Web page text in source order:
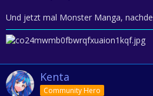
Und jetzt mal Monster Manga,
Kenta
Community Hero